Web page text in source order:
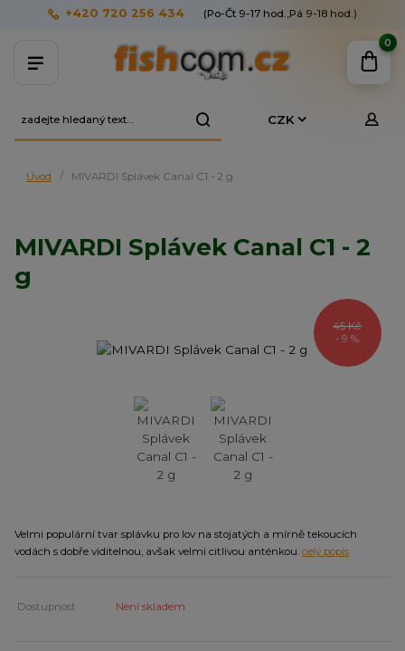
CZK
+420 720 256 434 (Po-Čt 9-17 hod.,Pá 9-18 hod.)
0
Úvod MIVARDI Splávek Canal C1 - 2 g
MIVARDI Splávek Canal C1 - 2
g
45 Kč
- 9 %
Velmi populární tvar splávku pro lov na stojatých a mírně tekoucích
vodách s dobře viditelnou, avšak velmi citlivou anténkou. celý popis
Dostupnost Není skladem